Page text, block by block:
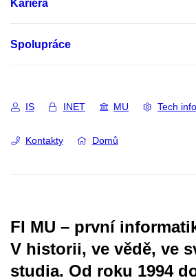
Kariéra
Spolupráce
IS INET MU Tech info
Kontakty Domů
FI MU – první
V historii, ve vědě, ve
studia. Od roku 1994